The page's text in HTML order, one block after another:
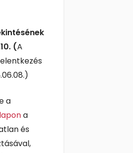
(A
a
a
és